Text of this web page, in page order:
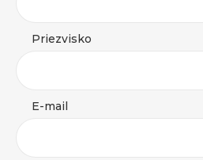
Priezvisko
E-mail